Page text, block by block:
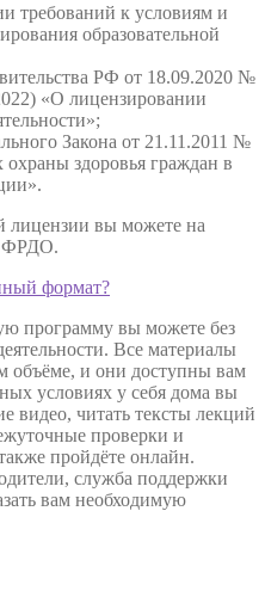
требований к условиям и
образовательной
РФ от 18.09.2020 №
«О лицензировании
Закона от 21.11.2011 №
здоровья граждан в
лицензии вы можете на
ФРДО.
формат?
программу вы можете без
Все материалы
объёме, и они доступны вам
условиях у себя дома вы
видео, читать тексты лекций
проверки и
пройдёте онлайн.
служба поддержки
вам необходимую